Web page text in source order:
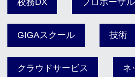
校務DX プロポーザル
GIGAスクール 技術
クラウドサービス ネ